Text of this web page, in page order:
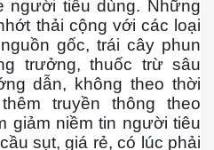
người tiêu dùng. Những
thải cộng với các loại
gốc, trái cây phun
trưởng, thuốc trừ sâu
dẫn, không theo thời
truyền thông theo
giảm niềm tin người tiêu
sụt, giá rẻ, có lúc phải